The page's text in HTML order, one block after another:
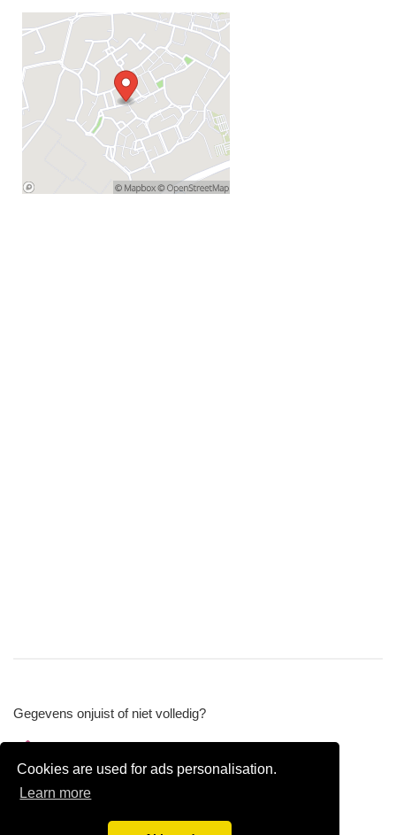
Cookies are used for ads personalisation.
Learn more
Gegevens onjuist of niet volledig?